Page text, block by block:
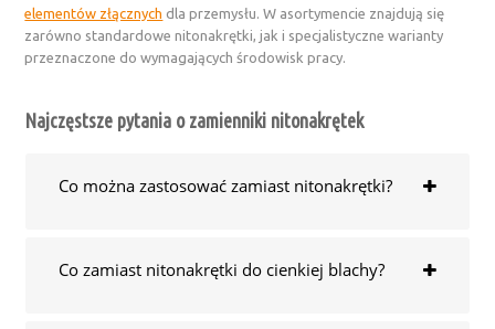
elementów złącznych dla przemysłu. W asortymencie znajdują się
zarówno standardowe nitonakrętki, jak i specjalistyczne warianty
przeznaczone do wymagających środowisk pracy.
Najczęstsze pytania o zamienniki nitonakrętek
Co można zastosować zamiast nitonakrętki?
Co zamiast nitonakrętki do cienkiej blachy?